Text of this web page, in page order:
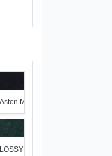
Martin Series
Aston Martin Series